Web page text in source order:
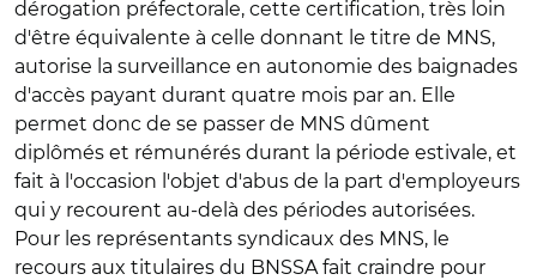
dérogation préfectorale, cette certification, très loin
d'être équivalente à celle donnant le titre de MNS,
autorise la surveillance en autonomie des baignades
d'accès payant durant quatre mois par an. Elle
permet donc de se passer de MNS dûment
diplômés et rémunérés durant la période estivale, et
fait à l'occasion l'objet d'abus de la part d'employeurs
qui y recourent au-delà des périodes autorisées.
Pour les représentants syndicaux des MNS, le
recours aux titulaires du BNSSA fait craindre pour